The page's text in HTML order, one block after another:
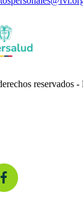
reservados